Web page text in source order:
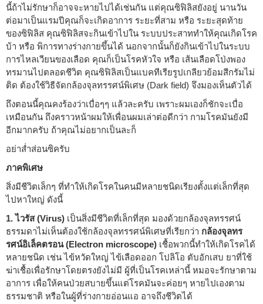
นี้ถ้าไม่รักษาก็อาจจะหายไปได้เช่นกัน แต่คุณซิฟิลิสยังอยู่ นานวัน
ต่อมาเป็นแรมปีคุณก็จะเกิดอาการ ระยะที่สาม หรือ ระยะสุดท้าย
ของซิฟิลิส คุณซิฟิลิสจะกินเข้าไปใน ระบบประสาททำให้คุณเกิดโรค
บ้า หรือ พิการทางร่างกายขึ้นได้ นอกจากนั้นก็ยังกินเข้าไปในระบบ
การไหลเวียนของเลือด คุณก็เป็นโรคหัวใจ หรือ เส้นเลือดโป่งพอง
ทรมานไปตลอดชีวิต คุณซิฟิลิสเป็นแบคทีเรียรูปเกลียวย้อมสีกรัมไม่
ติด ต้องใช้วิธีจัดกล้องจุลทรรศน์พิเศษ (Dark field) จึงมองเห็นตัวได้
ถึงตอนนี้คุณคงร้องว่าเบื่อๆๆ แล้วละครับ เพราะผมเองก็ชักจะเบื่อ
เหมือนกัน ถึงคราวหน้าผมให้เพื่อนผมเล่าต่อดีกว่า กามโรคมันยังมี
อีกมากครับ ถ้าคุณไม่อยากเป็นละก็
อย่าส่ำส่อนซิครับ
ภาคพิเศษ
สิ่งมีชีวิตเล็กๆ ที่ทำให้เกิดโรคในคนมีหลายชนิดเรียงตั้งแต่เล็กที่สุด
ไปหาใหญ่ ดังนี้
1. ไวรัส (Virus) เป็นสิ่งมีชีวิตที่เล็กที่สุด มองด้วยกล้องจุลทรรศน์
ธรรมดาไม่เห็นต้องใช้กล้องจุลทรรศน์พิเศษที่เรียกว่า กล้องจุลทร
รศน์อิเล็คตรอน (Electron microscope) เชื้อพวกนี้ทำให้เกิดโรคได้
หลายชนิด เช่น ไข้หวัดใหญ่ ไข้เลือดออก โปลิโอ ตับอักเสบ ยาที่ใช้
ฆ่าเชื้อเพื่อรักษาโดยตรงยังไม่มี ผู้ที่เป็นโรคเหล่านี้ หมอจะรักษาตาม
อาการ เพื่อให้คนป่วยสบายขึ้นแต่โรคมันจะค่อยๆ หายไปเองตาม
ธรรมชาติ หรือในผู้ที่ร่างกายอ่อนแอ อาจถึงชีวิตได้